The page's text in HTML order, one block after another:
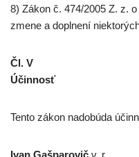
8) Zákon č. 474/2005 Z. z.
zmene a doplnení
Čl. V
Účinnosť
Tento zákon nadobúda
Ivan Gašparovič v. r.